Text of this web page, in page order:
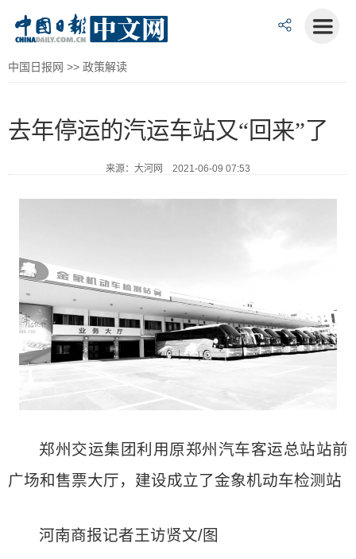
中国日报网 >> 政策解读
去年停运的汽运车站又“回来”了
来源：大河网 2021-06-09 07:53
郑州交运集团利用原郑州汽车客运总站站前
广场和售票大厅，建设成立了金象机动车检测站
河南商报记者王访贤文/图